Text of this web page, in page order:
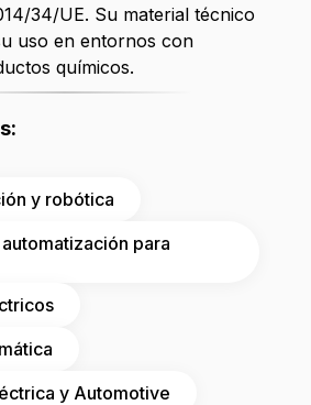
34/UE. Su material técnico
uso en entornos con
químicos.
y robótica
para
y Automotive